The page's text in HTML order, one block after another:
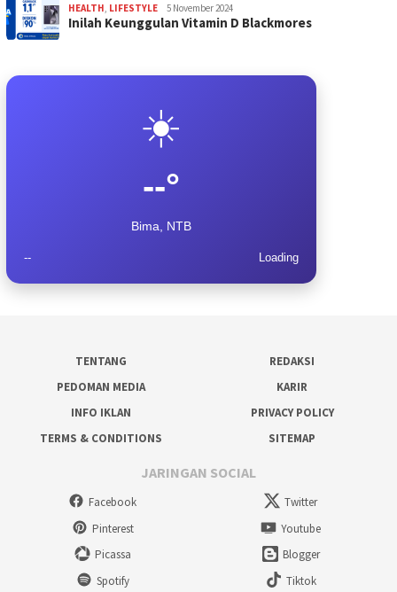
HEALTH LIFESTYLE 5 November 2024
Inilah Keunggulan Vitamin D Blackmores
☀️
--°
Bima, NTB
-- Loading
TENTANG
REDAKSI
PEDOMAN MEDIA
KARIR
INFO IKLAN
PRIVACY POLICY
TERMS & CONDITIONS
SITEMAP
JARINGAN SOCIAL
Facebook
Twitter
Pinterest
Youtube
Picassa
Blogger
Spotify
Tiktok